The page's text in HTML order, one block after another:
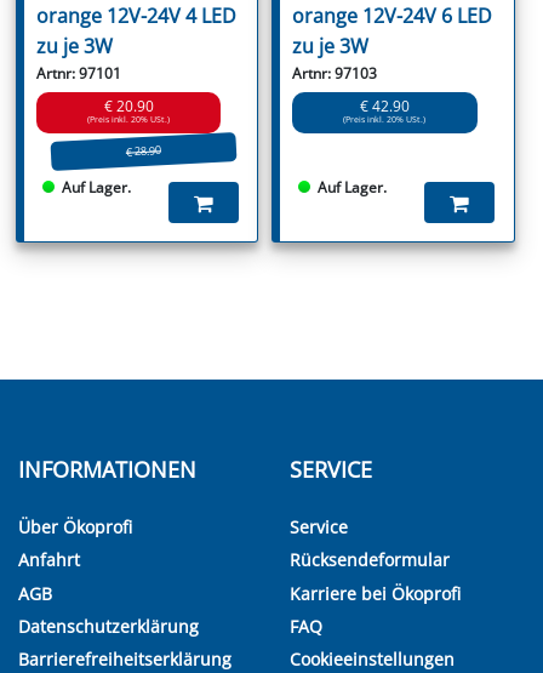
orange 12V-24V 4 LED
zu je 3W
Artnr: 97101
€ 20.90
(Preis inkl. 20% USt.)
€ 28.90
Auf Lager.
orange 12V-24V 6 LED
zu je 3W
Artnr: 97103
€ 42.90
(Preis inkl. 20% USt.)
Auf Lager.
INFORMATIONEN
Über Ökoprofi
Anfahrt
AGB
Datenschutzerklärung
Barrierefreiheitserklärung
SERVICE
Service
Rücksendeformular
Karriere bei Ökoprofi
FAQ
Cookieeinstellungen